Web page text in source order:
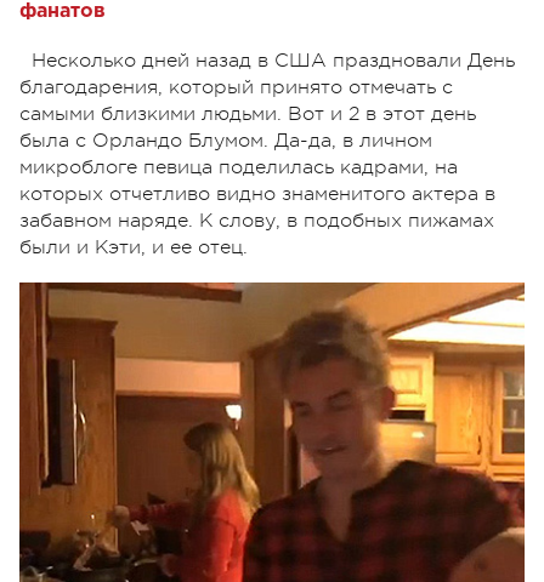
фанатов
Несколько дней назад в США праздновали День
благодарения, который принято отмечать с
самыми близкими людьми. Вот и 2 в этот день
была с Орландо Блумом. Да-да, в личном
микроблоге певица поделилась кадрами, на
которых отчетливо видно знаменитого актера в
забавном наряде. К слову, в подобных пижамах
были и Кэти, и ее отец.